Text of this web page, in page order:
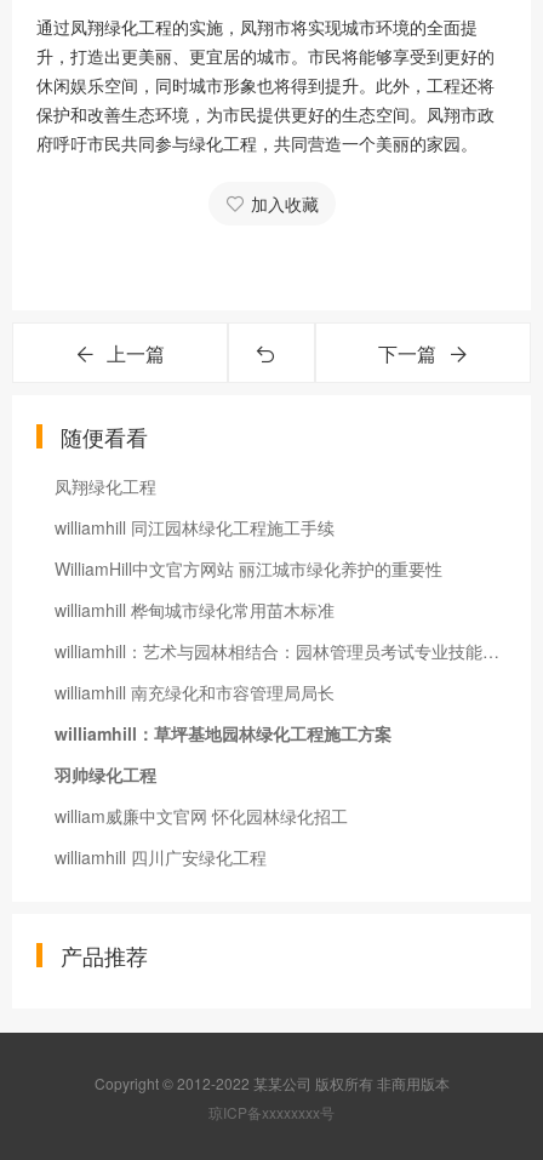
通过凤翔绿化工程的实施，凤翔市将实现城市环境的全面提
升，打造出更美丽、更宜居的城市。市民将能够享受到更好的
休闲娱乐空间，同时城市形象也将得到提升。此外，工程还将
保护和改善生态环境，为市民提供更好的生态空间。凤翔市政
府呼吁市民共同参与绿化工程，共同营造一个美丽的家园。
加入收藏
上一篇 下一篇
随便看看
凤翔绿化工程
williamhill 同江园林绿化工程施工手续
WilliamHill中文官方网站 丽江城市绿化养护的重要性
williamhill 桦甸城市绿化常用苗木标准
williamhill：艺术与园林相结合：园林管理员考试专业技能要点揭秘
williamhill 南充绿化和市容管理局局长
williamhill：草坪基地园林绿化工程施工方案
羽帅绿化工程
william威廉中文官网 怀化园林绿化招工
williamhill 四川广安绿化工程
产品推荐
Copyright © 2012-2022 某某公司 版权所有 非商用版本
琼ICP备xxxxxxxx号